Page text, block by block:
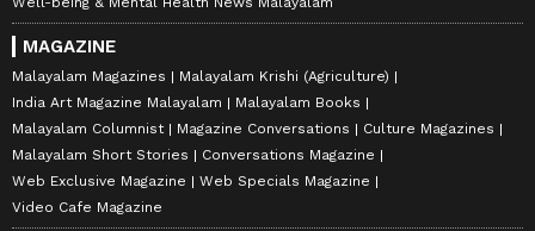
MAGAZINE
Malayalam Magazines
Malayalam Krishi (Agriculture)
India Art Magazine Malayalam
Malayalam Books
Malayalam Columnist
Magazine Conversations
Culture Magazines
Malayalam Short Stories
Conversations Magazine
Web Exclusive Magazine
Web Specials Magazine
Video Cafe Magazine